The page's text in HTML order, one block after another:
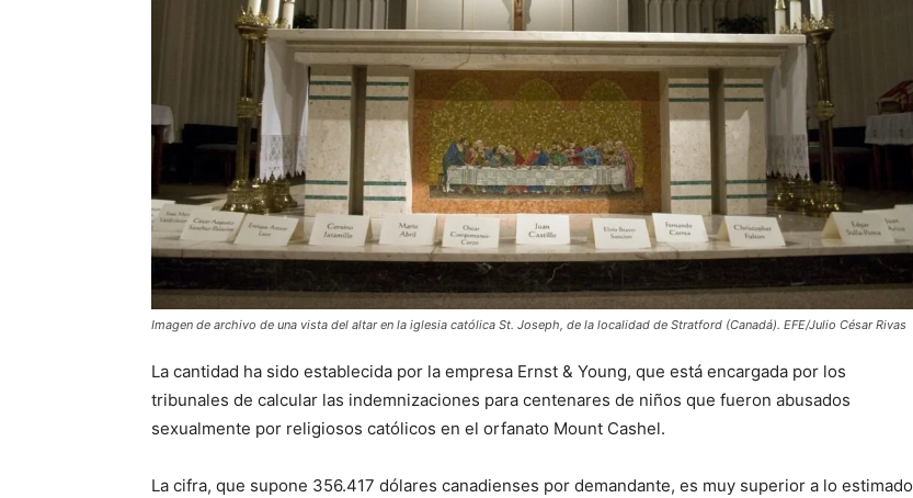
Imagen de archivo de una vista del altar en la iglesia católica St. Joseph, de la localidad de Stratford (Canadá). EFE/Julio César Rivas
La cantidad ha sido establecida por la empresa Ernst & Young, que está encargada por los
tribunales de calcular las indemnizaciones para centenares de niños que fueron abusados
sexualmente por religiosos católicos en el orfanato Mount Cashel.
La cifra, que supone 356.417 dólares canadienses por demandante, es muy superior a lo estimado